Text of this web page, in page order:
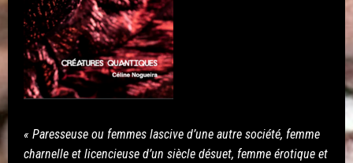
« Paresseuse ou femmes lascive d’une autre société, femme
charnelle et licencieuse d’un siècle désuet, femme érotique et